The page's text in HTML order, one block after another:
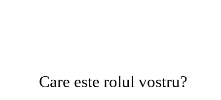
Care este rolul vostru?